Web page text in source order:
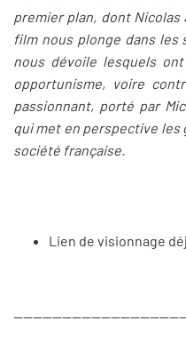
premier plan, dont Nicolas
film nous plonge dans les
nous dévoile lesquels
opportunisme, voire
passionnant, porté par
qui met en perspective les
société française.
Lien de visionnage